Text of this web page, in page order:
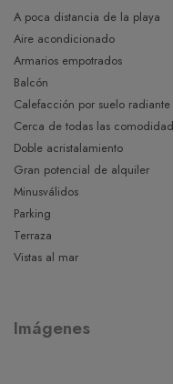
A poca distancia de la playa
Aire acondicionado
Armarios empotrados
Balcón
Calefacción por suelo radiante
Cerca de todas las
Doble acristalamiento
Gran potencial de alquiler
Minusválidos
Parking
Terraza
Vistas al mar
Imágenes